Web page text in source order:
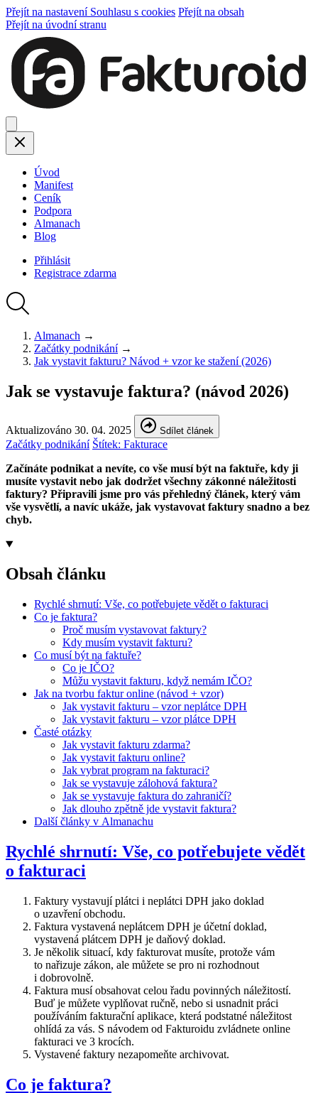
Přejít na nastavení Souhlasu s cookies Přejít na obsah
Přejít na úvodní stranu
Úvod
Manifest
Ceník
Podpora
Almanach
Blog
Přihlásit
Registrace zdarma
Almanach →
Začátky podnikání →
Jak vystavit fakturu? Návod + vzor ke stažení (2026)
Jak se vystavuje faktura? (návod 2026)
Aktualizováno 30. 04. 2025 Sdílet článek
Začátky podnikání Štítek: Fakturace
Začínáte podnikat a nevíte, co vše musí být na faktuře, kdy ji
musíte vystavit nebo jak dodržet všechny zákonné náležitosti
faktury? Připravili jsme pro vás přehledný článek, který vám
vše vysvětlí, a navíc ukáže, jak vystavovat faktury snadno a bez
chyb.
Obsah článku
Rychlé shrnutí: Vše, co potřebujete vědět o fakturaci
Co je faktura?
Proč musím vystavovat faktury?
Kdy musím vystavit fakturu?
Co musí být na faktuře?
Co je IČO?
Můžu vystavit fakturu, když nemám IČO?
Jak na tvorbu faktur online (návod + vzor)
Jak vystavit fakturu – vzor neplátce DPH
Jak vystavit fakturu – vzor plátce DPH
Časté otázky
Jak vystavit fakturu zdarma?
Jak vystavit fakturu online?
Jak vybrat program na fakturaci?
Jak se vystavuje zálohová faktura?
Jak se vystavuje faktura do zahraničí?
Jak dlouho zpětně jde vystavit faktura?
Další články v Almanachu
Rychlé shrnutí: Vše, co potřebujete vědět
o fakturaci
Faktury vystavují plátci i neplátci DPH jako doklad
o uzavření obchodu.
Faktura vystavená neplátcem DPH je účetní doklad,
vystavená plátcem DPH je daňový doklad.
Je několik situací, kdy fakturovat musíte, protože vám
to nařizuje zákon, ale můžete se pro ni rozhodnout
i dobrovolně.
Faktura musí obsahovat celou řadu povinných náležitostí.
Buď je můžete vyplňovat ručně, nebo si usnadnit práci
používáním fakturační aplikace, která podstatné náležitost
ohlídá za vás. S návodem od Fakturoidu zvládnete online
fakturaci ve 3 krocích.
Vystavené faktury nezapomeňte archivovat.
Co je faktura?